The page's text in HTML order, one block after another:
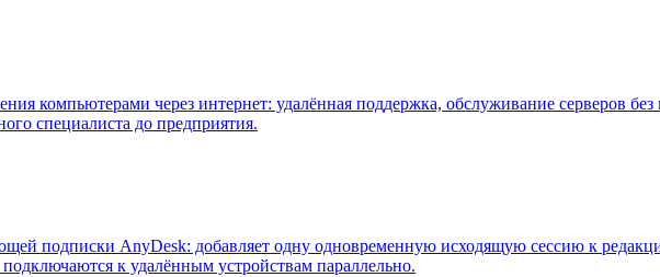
компьютерами через интернет: удалённая поддержка, обслуживание серверов
специалиста до предприятия.
подписки AnyDesk: добавляет одну одновременную исходящую сессию к
к удалённым устройствам параллельно.